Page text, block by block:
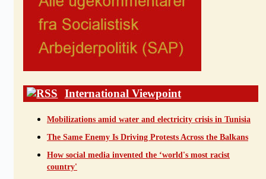
International Viewpoint
Mobilizations amid water and electricity crisis in Tunisia
The Same Enemy Is Driving Protests Across the Balkans
How social media invented the ‘world's most racist
country'